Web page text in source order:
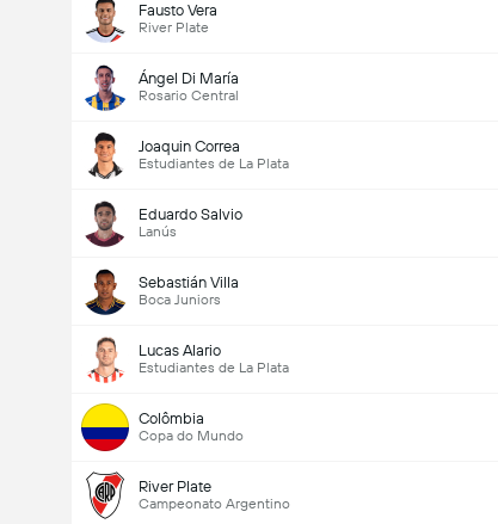
Fausto Vera
River Plate
Ángel Di María
Rosario Central
Joaquin Correa
Estudiantes de La Plata
Eduardo Salvio
Lanús
Sebastián Villa
Boca Juniors
Lucas Alario
Estudiantes de La Plata
Colômbia
Copa do Mundo
River Plate
Campeonato Argentino